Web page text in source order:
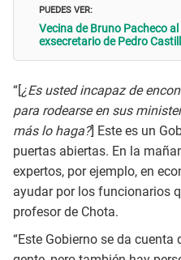
PUEDES VER:
Vecina de Bruno Pacheco
exsecretario de Pedro
“[¿Es usted incapaz de
para rodearse en sus
más lo haga?] Este es un
puertas abiertas. En la
expertos, por ejemplo, en
ayudar por los funcionarios
profesor de Chota.
“Este Gobierno se da